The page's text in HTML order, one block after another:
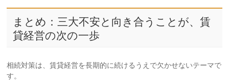
まとめ：三大不安と向き合うことが、賃
貸経営の次の一歩
相続対策は、賃貸経営を長期的に続けるうえで欠かせないテーマで
す。